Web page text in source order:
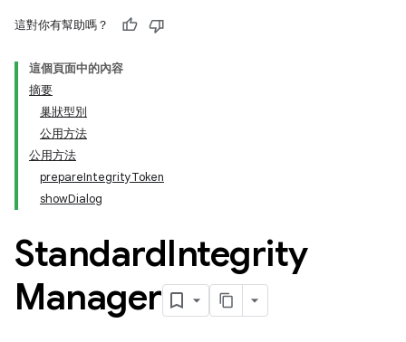
這對你有幫助嗎？
這個頁面中的內容
摘要
巢狀型別
公用方法
公用方法
prepareIntegrityToken
showDialog
StandardIntegrity
Manager